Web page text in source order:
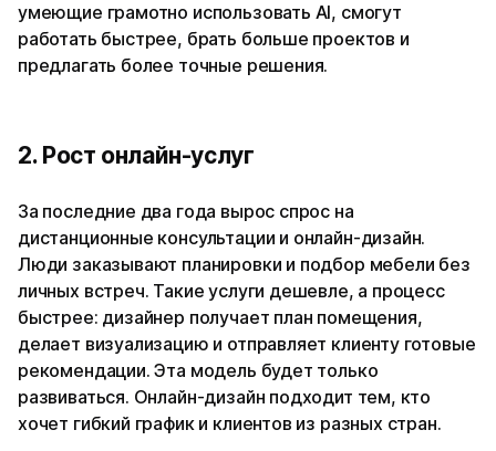
умеющие грамотно использовать AI, смогут
работать быстрее, брать больше проектов и
предлагать более точные решения.
2. Рост онлайн-услуг
За последние два года вырос спрос на
дистанционные консультации и онлайн-дизайн.
Люди заказывают планировки и подбор мебели без
личных встреч. Такие услуги дешевле, а процесс
быстрее: дизайнер получает план помещения,
делает визуализацию и отправляет клиенту готовые
рекомендации. Эта модель будет только
развиваться. Онлайн-дизайн подходит тем, кто
хочет гибкий график и клиентов из разных стран.